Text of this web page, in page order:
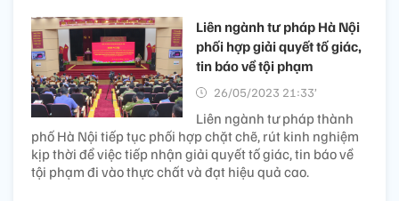
Liên ngành tư pháp Hà Nội
phối hợp giải quyết tố giác,
tin báo về tội phạm
26/05/2023 21:33’
Liên ngành tư pháp thành
phố Hà Nội tiếp tục phối hợp chặt chẽ, rút kinh nghiệm
kịp thời để việc tiếp nhận giải quyết tố giác, tin báo về
tội phạm đi vào thực chất và đạt hiệu quả cao.